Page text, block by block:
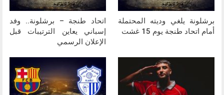
برشلونة يلغي وديته المحتملة
أمام اتحاد طنجة يوم 15 غشت
اتحاد طنجة – برشلونة.. وفد
إسباني يعاين الترتيبات قبل
الإعلان الرسمي